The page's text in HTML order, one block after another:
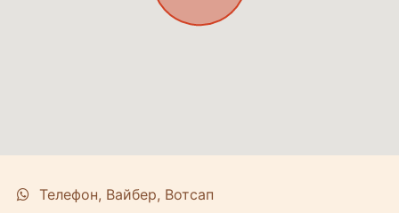
Телефон, Вайбер, Вотсап